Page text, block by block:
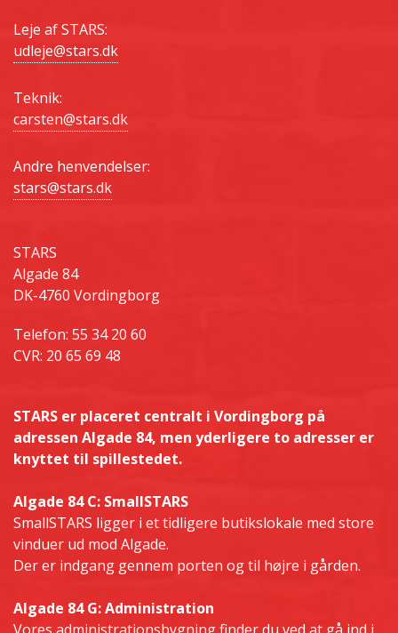
Leje af STARS:
udleje@stars.dk
Teknik:
carsten@stars.dk
Andre henvendelser:
stars@stars.dk
STARS
​Algade 84
DK-4760 Vordingborg
Telefon: 55 34 20 60
CVR: 20 65 69 48
STARS er placeret centralt i Vordingborg på
adressen Algade 84, men yderligere to adresser er
knyttet til spillestedet.
Algade 84 C: SmallSTARS
SmallSTARS ligger i et tidligere butikslokale med store
vinduer ud mod Algade.
Der er indgang gennem porten og til højre i gården.
Algade 84 G: Administration